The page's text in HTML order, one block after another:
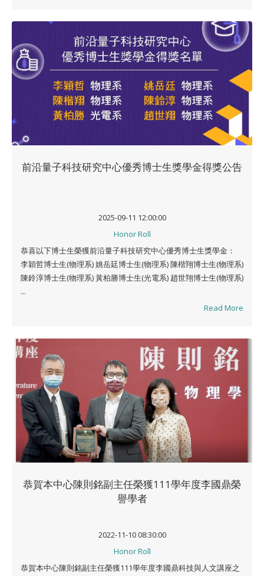
前沿量子科技研究中心優秀博士生獎學金得獎公告
2025-09-11 12:00:00
Honor Roll
恭喜以下博士生榮獲前沿量子科技研究中心優秀博士生獎學金：
李穎哲博士生(物理系) 姚岳廷博士生(物理系) 陳楷翔博士生(物理系)
陳鈴淳博士生(物理系) 黃柏勝博士生(光電系) 趙世翔博士生(物理系)
...
Read More
恭賀本中心陳則銘副主任榮獲111學年度李國鼎榮
譽學者
2022-11-10 08:30:00
Honor Roll
恭賀本中心陳則銘副主任榮獲111學年度李國鼎科技與人文講座之